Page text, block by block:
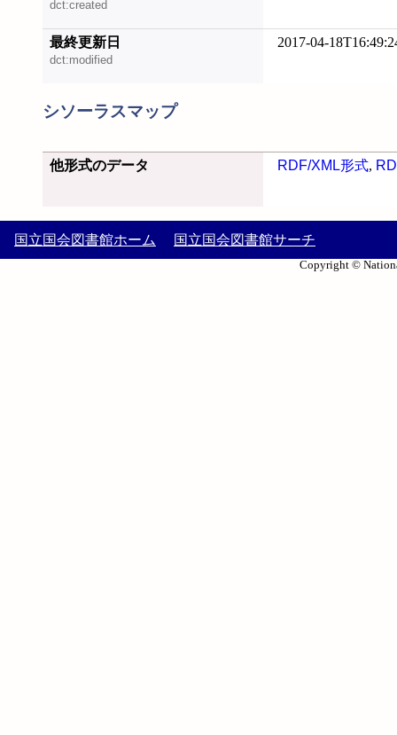
dct:created
最終更新日
dct:modified
2017-04-
シソーラスマップ
他形式のデータ RDF/XML形式,
国立国会図書館ホーム 国立国会図書館サーチ
Copyright ©